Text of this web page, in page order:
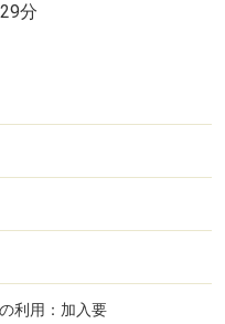
分
利用：加入要